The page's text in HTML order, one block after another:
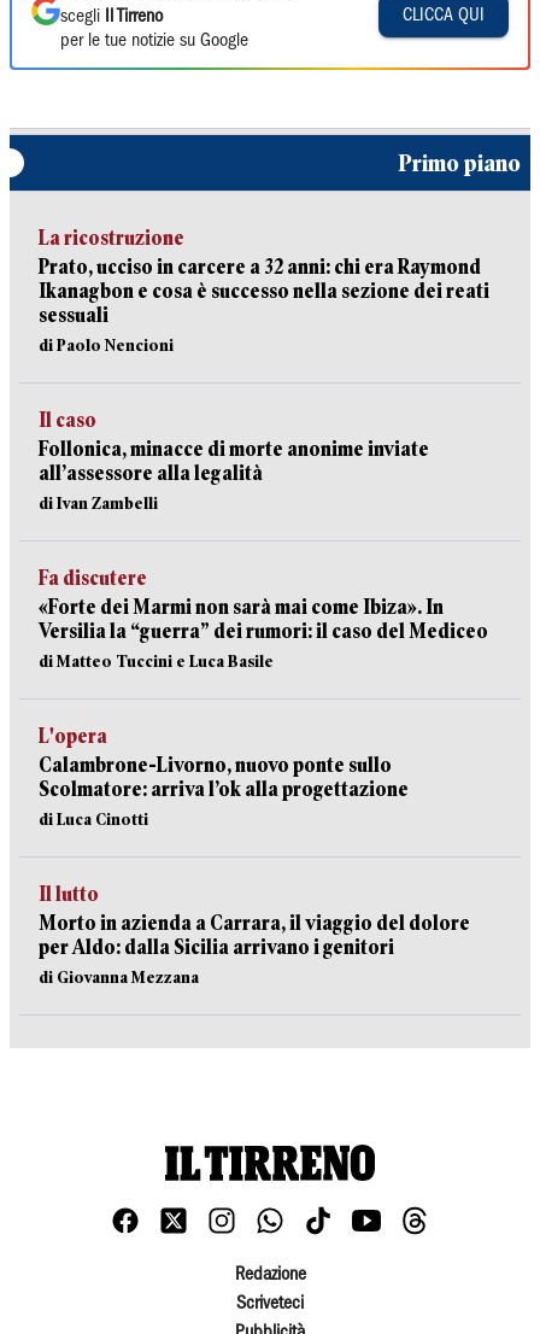
scegli
Il Tirreno
per le tue notizie su Google
CLICCA QUI
Primo piano
La ricostruzione
Prato, ucciso in carcere a 32 anni: chi era Raymond
Ikanagbon e cosa è successo nella sezione dei reati
sessuali
di Paolo Nencioni
Il caso
Follonica, minacce di morte anonime inviate
all’assessore alla legalità
di Ivan Zambelli
Fa discutere
«Forte dei Marmi non sarà mai come Ibiza». In
Versilia la “guerra” dei rumori: il caso del Mediceo
di Matteo Tuccini e Luca Basile
L'opera
Calambrone-Livorno, nuovo ponte sullo
Scolmatore: arriva l’ok alla progettazione
di Luca Cinotti
Il lutto
Morto in azienda a Carrara, il viaggio del dolore
per Aldo: dalla Sicilia arrivano i genitori
di Giovanna Mezzana
Redazione
Scriveteci